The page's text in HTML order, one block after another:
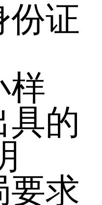
份证
样
具的
要求